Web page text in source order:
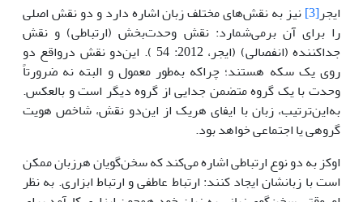
ایجر[3] نیز به نقش‌های مختلف زبان اشاره دارد و دو نقش اصلی
را برای آن برمی‌شمارد: نقش وحدت‌بخش (ارتباطی) و نقش
جداکننده (انفصالی) (ایجر، 2012: 54 ). این‌دو نقش درواقع دو
روی یک سکه هستند؛ چراکه به‌طور معمول و البته نه ضرورتاً
وحدت با یک گروه متضمن جدایی از گروه دیگر است و بالعکس.
به‌این‌ترتیب، زبان با ایفای هریک از این‌دو نقش، شاخص هویت
گروهی یا اجتماعی خواهد بود.
اوکز به دو نوع ارتباطی اشاره می‌کند که سخن‌گویان هرزبان ممکن
است با زبانشان ایجاد کنند: ارتباط عاطفی و ارتباط ابزاری. به نظر